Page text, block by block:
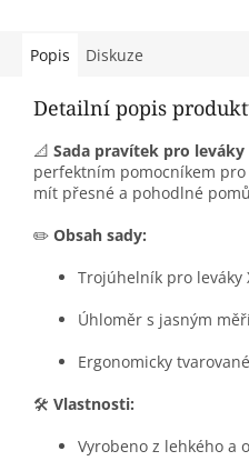
Popis Diskuze
Detailní popis
📐 Sada pravítek pro
perfektním pomocníkem
mít přesné a pohodlné
✏️ Obsah sady:
Trojúhelník pro leváky
Úhloměr s jasným
Ergonomicky
🛠️ Vlastnosti:
Vyrobeno z lehkého a